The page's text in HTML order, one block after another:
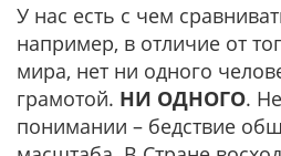
У нас есть с чем
например, в отличие от
мира, нет ни одного
грамотой. НИ ОДНОГО.
понимании – бедствие